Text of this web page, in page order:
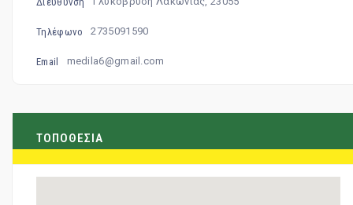
Τηλέφωνο 2735091590
Email medila6@gmail.com
ΤΟΠΟΘΕΣΙΑ